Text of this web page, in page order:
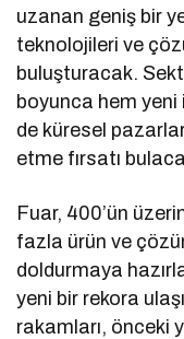
uzanan geniş bir
teknolojileri ve
buluşturacak.
boyunca hem yeni
de küresel
etme fırsatı
Fuar, 400’ün
fazla ürün ve
doldurmaya
yeni bir rekora
rakamları, önceki